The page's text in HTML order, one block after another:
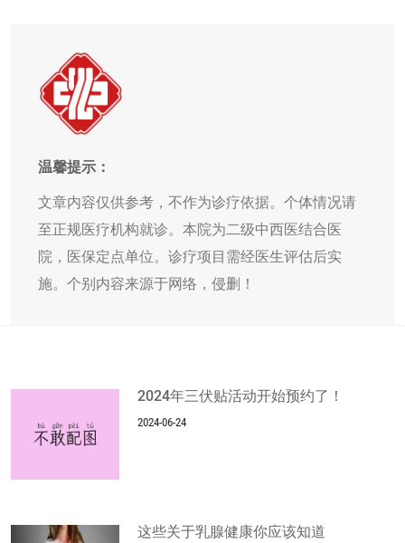
温馨提示：
文章内容仅供参考，不作为诊疗依据。个体情况请
至正规医疗机构就诊。本院为二级中西医结合医
院，医保定点单位。诊疗项目需经医生评估后实
施。个别内容来源于网络，侵删！
2024年三伏贴活动开始预约了！
2024-06-24
这些关于乳腺健康你应该知道